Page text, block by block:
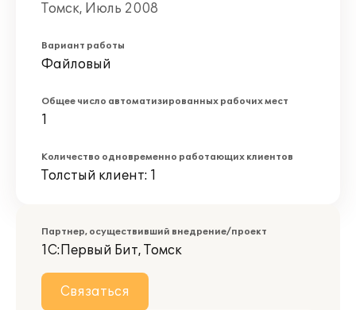
Томск, Июль 2008
Вариант работы
Файловый
Общее число автоматизированных рабочих мест
1
Количество одновременно работающих клиентов
Толстый клиент: 1
Партнер, осуществивший внедрение/проект
1С:Первый Бит, Томск
Связаться